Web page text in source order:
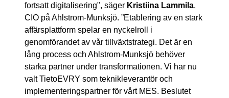
fortsatt digitalisering", säger Kristiina Lammila,
CIO på Ahlstrom-Munksjö. ”Etablering av en stark
affärsplattform spelar en nyckelroll i
genomförandet av vår tillväxtstrategi. Det är en
lång process och Ahlstrom-Munksjö behöver
starka partner under transformationen. Vi har nu
valt TietoEVRY som teknikleverantör och
implementeringspartner för vårt MES. Beslutet